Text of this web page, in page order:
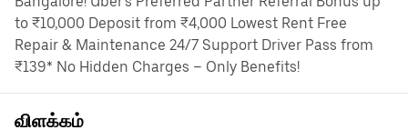
to ₹10,000 Deposit from ₹4,000 Lowest Rent Free
Repair & Maintenance 24/7 Support Driver Pass from
₹139* No Hidden Charges – Only Benefits!
விளக்கம்